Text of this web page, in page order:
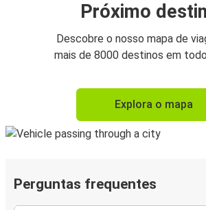
Próximo
Descobre o nosso mapa de
mais de 8000 destinos em
Explora o mapa
Perguntas frequentes